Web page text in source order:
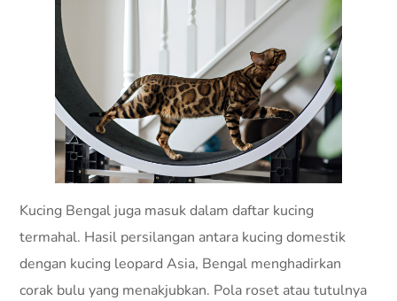
Kucing Bengal juga masuk dalam daftar kucing
termahal. Hasil persilangan antara kucing domestik
dengan kucing leopard Asia, Bengal menghadirkan
corak bulu yang menakjubkan. Pola roset atau tutulnya